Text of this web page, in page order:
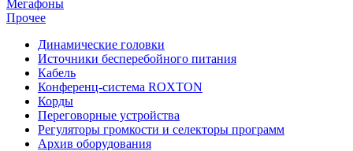
Мегафоны
Прочее
Динамические головки
Источники бесперебойного питания
Кабель
Конференц-система ROXTON
Корды
Переговорные устройства
Регуляторы громкости и селекторы программ
Архив оборудования